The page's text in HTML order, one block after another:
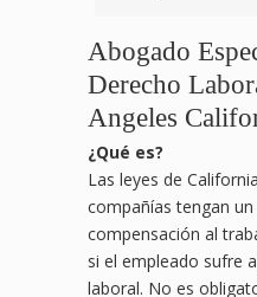
Abogado
Derecho
Angeles
¿Qué es?
Las leyes de
compañías tengan
compensación al
si el empleado sufre
laboral. No es